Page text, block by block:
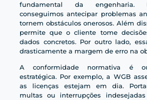
fundamental da engenharia.
conseguimos antecipar problemas
tornem obstáculos onerosos. Além
permite que o cliente tome
dados concretos. Por outro lado,
drasticamente a margem de erro na
A conformidade normativa é
estratégica. Por exemplo, a WGB
as licenças estejam em dia.
multas ou interrupções